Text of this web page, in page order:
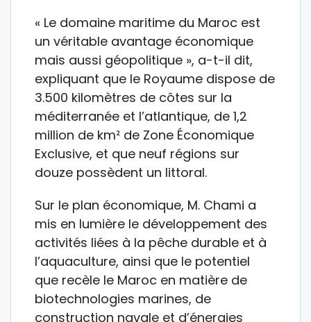
« Le domaine maritime du Maroc est
un véritable avantage économique
mais aussi géopolitique », a-t-il dit,
expliquant que le Royaume dispose de
3.500 kilomètres de côtes sur la
méditerranée et l’atlantique, de 1,2
million de km² de Zone Économique
Exclusive, et que neuf régions sur
douze possèdent un littoral.
Sur le plan économique, M. Chami a
mis en lumière le développement des
activités liées à la pêche durable et à
l’aquaculture, ainsi que le potentiel
que recèle le Maroc en matière de
biotechnologies marines, de
construction navale et d’énergies